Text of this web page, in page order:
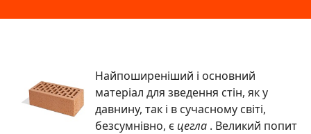
Найпоширеніший і основний
матеріал для зведення стін, як у
давнину, так і в сучасному світі,
безсумнівно, є цегла . Великий попит